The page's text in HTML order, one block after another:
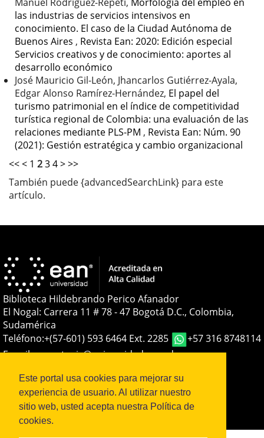
Este portal usa cookies para mejorar su
experiencia de usuario. Al utilizar nuestro
sitio web, usted acepta nuestra Política de
cookies.
las industrias de servicios intensivos en
conocimiento. El caso de la Ciudad Autónoma de
Buenos Aires , Revista Ean: 2020: Edición especial
Servicios creativos y de conocimiento: aportes al
desarrollo económico
José Mauricio Gil-León, Jhancarlos Gutiérrez-Ayala,
Edgar Alonso Ramírez-Hernández, El papel del
turismo patrimonial en el índice de competitividad
turística regional de Colombia: una evaluación de las
relaciones mediante PLS-PM , Revista Ean: Núm. 90
(2021): Gestión estratégica y cambio organizacional
<<< 1 234>>>
También puede {advancedSearchLink} para este
artículo.
Biblioteca Hildebrando Perico Afanador
El Nogal: Carrera 11 # 78 - 47 Bogotá D.C., Colombia,
Sudamérica
Teléfono:+(57-601) 593 6464 Ext. 2285
+57 316 8748114
E-mail:soporteojs@universidadean.edu.co-
Sistema OJS - Metabiblioteca |